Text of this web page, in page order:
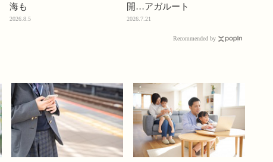
海も
2026.8.5
開…アガルート
2026.7.21
Recommended by